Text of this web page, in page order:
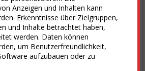
Anzeigen und Inhalten kann
Erkenntnisse über Zielgruppen,
und Inhalte betrachtet haben,
werden. Daten können
um Benutzerfreundlichkeit,
aufzubauen oder zu
Kli­ma